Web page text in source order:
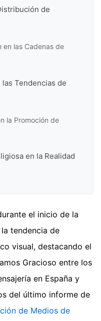
de
en las Cadenas de
Tendencias de
la Promoción de
en la Realidad
el inicio de la
tendencia de
visual, destacando el
Gracioso entre los
en España y
del último informe de
de Medios de